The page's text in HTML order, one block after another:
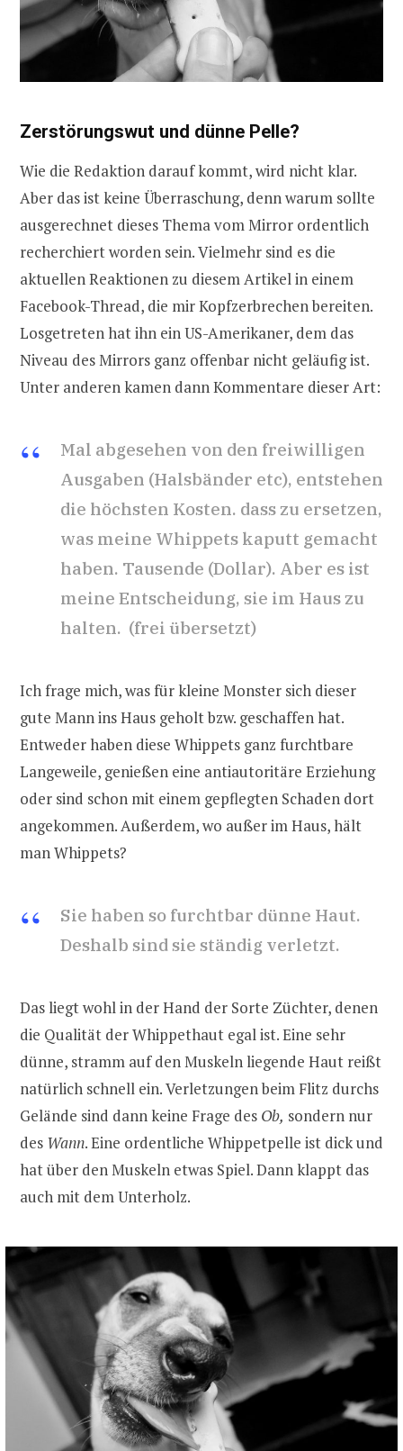
Zerstörungswut und dünne Pelle?
Wie die Redaktion darauf kommt, wird nicht klar.
Aber das ist keine Überraschung, denn warum sollte
ausgerechnet dieses Thema vom Mirror ordentlich
recherchiert worden sein. Vielmehr sind es die
aktuellen Reaktionen zu diesem Artikel in einem
Facebook-Thread, die mir Kopfzerbrechen bereiten.
Losgetreten hat ihn ein US-Amerikaner, dem das
Niveau des Mirrors ganz offenbar nicht geläufig ist.
Unter anderen kamen dann Kommentare dieser Art:
Mal abgesehen von den freiwilligen
Ausgaben (Halsbänder etc), entstehen
die höchsten Kosten. dass zu ersetzen,
was meine Whippets kaputt gemacht
haben. Tausende (Dollar). Aber es ist
meine Entscheidung, sie im Haus zu
halten. (frei übersetzt)
Ich frage mich, was für kleine Monster sich dieser
gute Mann ins Haus geholt bzw. geschaffen hat.
Entweder haben diese Whippets ganz furchtbare
Langeweile, genießen eine antiautoritäre Erziehung
oder sind schon mit einem gepflegten Schaden dort
angekommen. Außerdem, wo außer im Haus, hält
man Whippets?
Sie haben so furchtbar dünne Haut.
Deshalb sind sie ständig verletzt.
Das liegt wohl in der Hand der Sorte Züchter, denen
die Qualität der Whippethaut egal ist. Eine sehr
dünne, stramm auf den Muskeln liegende Haut reißt
natürlich schnell ein. Verletzungen beim Flitz durchs
Gelände sind dann keine Frage des Ob, sondern nur
des Wann. Eine ordentliche Whippetpelle ist dick und
hat über den Muskeln etwas Spiel. Dann klappt das
auch mit dem Unterholz.